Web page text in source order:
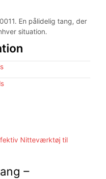
En pålidelig tang, der
situation.
–